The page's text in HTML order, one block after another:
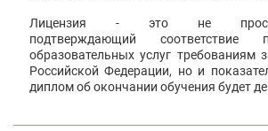
Лицензия - это не
подтверждающий соответствие
образовательных услуг требованиям
Российской Федерации, но и
диплом об окончании обучения будет